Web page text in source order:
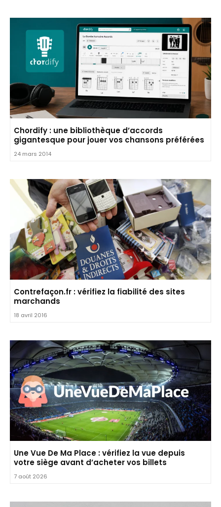
Chordify : une bibliothèque d’accords
gigantesque pour jouer vos chansons préférées
24 mars 2014
Contrefaçon.fr : vérifiez la fiabilité des sites
marchands
18 avril 2016
Une Vue De Ma Place : vérifiez la vue depuis
votre siège avant d’acheter vos billets
7 août 2026